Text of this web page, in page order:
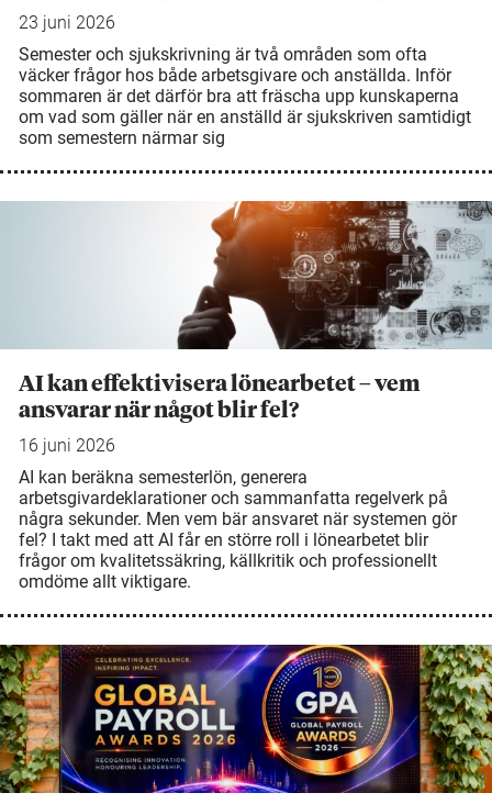
23 juni 2026
Semester och sjukskrivning är två områden som ofta
väcker frågor hos både arbetsgivare och anställda. Inför
sommaren är det därför bra att fräscha upp kunskaperna
om vad som gäller när en anställd är sjukskriven samtidigt
som semestern närmar sig
AI kan effektivisera lönearbetet – vem
ansvarar när något blir fel?
16 juni 2026
AI kan beräkna semesterlön, generera
arbetsgivardeklarationer och sammanfatta regelverk på
några sekunder. Men vem bär ansvaret när systemen gör
fel? I takt med att AI får en större roll i lönearbetet blir
frågor om kvalitetssäkring, källkritik och professionellt
omdöme allt viktigare.